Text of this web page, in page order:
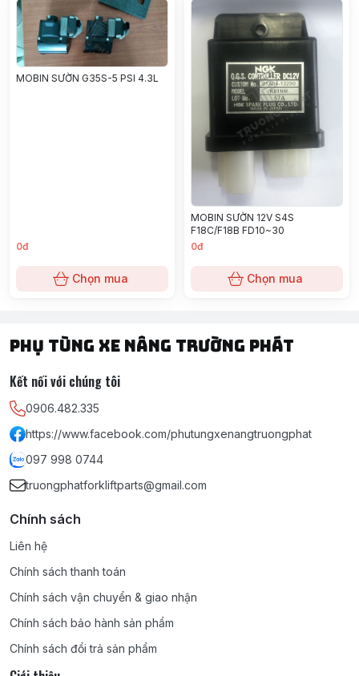
MOBIN SƯỜN G35S-5 PSI 4.3L
0đ
Chọn mua
MOBIN SƯỜN 12V S4S
F18C/F18B FD10~30
0đ
Chọn mua
PHỤ TÙNG XE NÂNG TRƯỜNG PHÁT
Kết nối với chúng tôi
0906.482.335
https://www.facebook.com/phutungxenangtruongphat
097 998 0744
truongphatforkliftparts@gmail.com
Chính sách
Liên hệ
Chính sách thanh toán
Chính sách vận chuyển & giao nhận
Chính sách bảo hành sản phẩm
Chính sách đổi trả sản phẩm